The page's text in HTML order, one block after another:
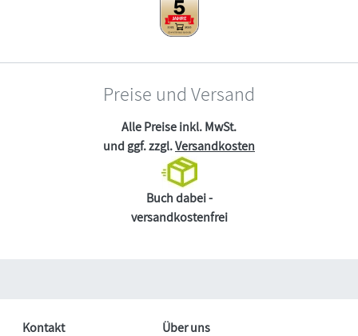
Preise und Versand
Alle Preise inkl. MwSt.
und ggf. zzgl.Versandkosten
Buch dabei -
versandkostenfrei
Kontakt
Über uns